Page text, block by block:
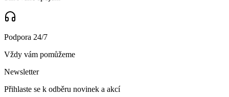
Podpora 24/7
Vždy vám pomůžeme
Newsletter
Přihlaste se k odběru novinek a akcí